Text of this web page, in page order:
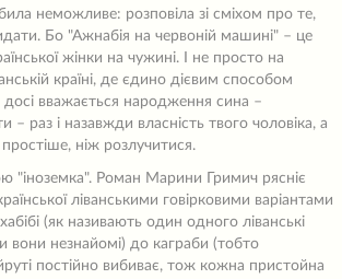
неможливе: розповіла зі сміхом про те,
Бо "Ажнабія на червоній машині" – це
жінки на чужині. І не просто на
країні, де єдино дієвим способом
вважається народження сина –
– раз і назавжди власність твого чоловіка, а
ніж розлучитися.
"іноземка". Роман Марини Гримич рясніє
ліванськими говірковими варіантами
(як називають один одного ліванські
вони незнайомі) до каграби (тобто
постійно вибиває, тож кожна пристойна